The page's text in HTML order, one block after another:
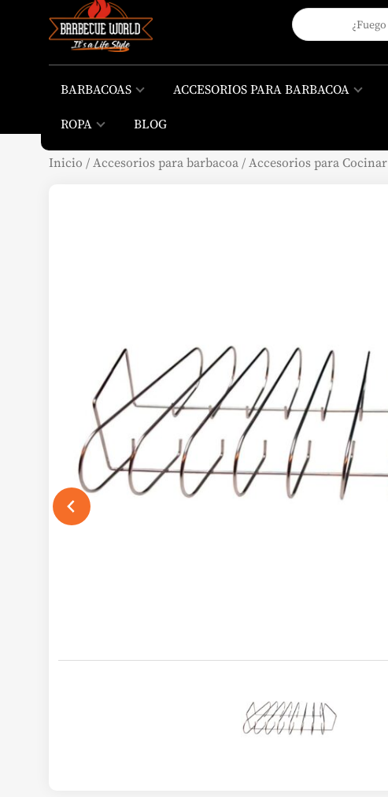
BARBACOAS ACCESORIOS PARA BARBACOA
ROPA
BLOG
Inicio /Accesorios para barbacoa /Accesorios para Cocinar